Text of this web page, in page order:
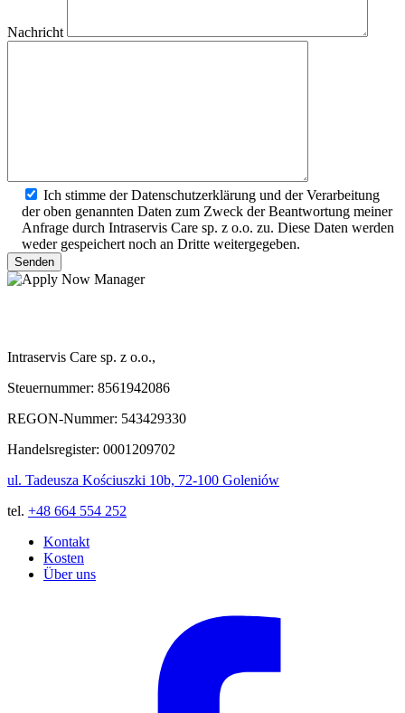
Nachricht
Ich stimme der Datenschutzerklärung und der Verarbeitung
der oben genannten Daten zum Zweck der Beantwortung meiner
Anfrage durch Intraservis Care sp. z o.o. zu. Diese Daten werden
weder gespeichert noch an Dritte weitergegeben.
Intraservis Care sp. z o.o.,
Steuernummer: 8561942086
REGON-Nummer: 543429330
Handelsregister: 0001209702
ul. Tadeusza Kościuszki 10b, 72-100 Goleniów
tel. +48 664 554 252
Kontakt
Kosten
Über uns